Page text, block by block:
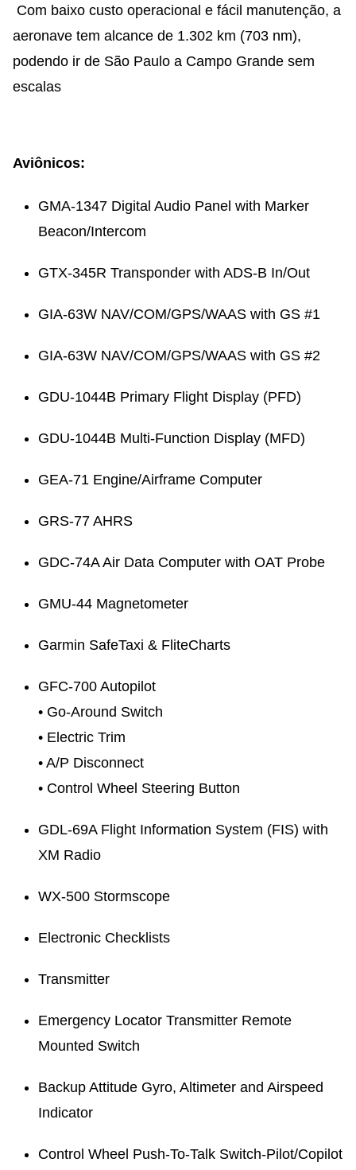
Com baixo custo operacional e fácil manutenção, a
aeronave tem alcance de 1.302 km (703 nm),
podendo ir de São Paulo a Campo Grande sem
escalas
Aviônicos:
GMA-1347 Digital Audio Panel with Marker
Beacon/Intercom
GTX-345R Transponder with ADS-B In/Out
GIA-63W NAV/COM/GPS/WAAS with GS #1
GIA-63W NAV/COM/GPS/WAAS with GS #2
GDU-1044B Primary Flight Display (PFD)
GDU-1044B Multi-Function Display (MFD)
GEA-71 Engine/Airframe Computer
GRS-77 AHRS
GDC-74A Air Data Computer with OAT Probe
GMU-44 Magnetometer
Garmin SafeTaxi & FliteCharts
GFC-700 Autopilot
• Go-Around Switch
• Electric Trim
• A/P Disconnect
• Control Wheel Steering Button
GDL-69A Flight Information System (FIS) with
XM Radio
WX-500 Stormscope
Electronic Checklists
Transmitter
Emergency Locator Transmitter Remote
Mounted Switch
Backup Attitude Gyro, Altimeter and Airspeed
Indicator
Control Wheel Push-To-Talk Switch-Pilot/Copilot